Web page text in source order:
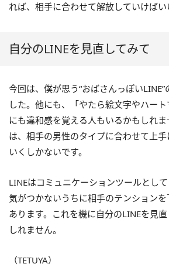
れば、相手に合わせて解放していけばい
自分のLINEを見直してみて
今回は、僕が思う“おばさんっぽい
した。他にも、「やたら絵文字やハー
にも違和感を覚える人もいるかもしれ
は、相手の男性のタイプに合わせて上
いくしかないです。
LINEはコミュニケーションツールとして
気がつかないうちに相手のテンション
あります。これを機に自分のLINEを見
しれません。
（TETUYA）